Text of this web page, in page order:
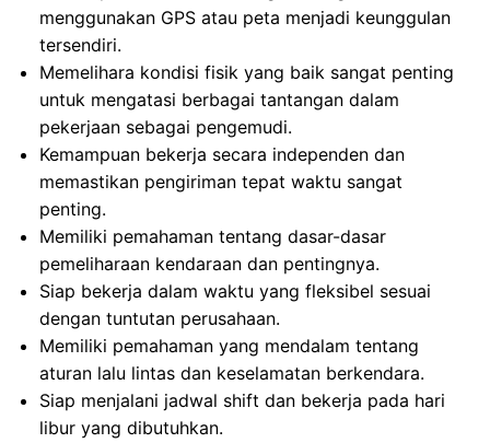
menggunakan GPS atau peta menjadi keunggulan
tersendiri.
Memelihara kondisi fisik yang baik sangat penting
untuk mengatasi berbagai tantangan dalam
pekerjaan sebagai pengemudi.
Kemampuan bekerja secara independen dan
memastikan pengiriman tepat waktu sangat
penting.
Memiliki pemahaman tentang dasar-dasar
pemeliharaan kendaraan dan pentingnya.
Siap bekerja dalam waktu yang fleksibel sesuai
dengan tuntutan perusahaan.
Memiliki pemahaman yang mendalam tentang
aturan lalu lintas dan keselamatan berkendara.
Siap menjalani jadwal shift dan bekerja pada hari
libur yang dibutuhkan.